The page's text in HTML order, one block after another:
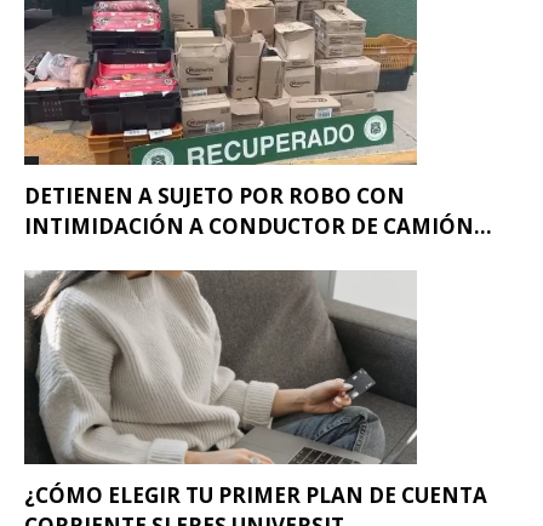
DETIENEN A SUJETO POR ROBO CON
INTIMIDACIÓN A CONDUCTOR DE CAMIÓN...
¿CÓMO ELEGIR TU PRIMER PLAN DE CUENTA